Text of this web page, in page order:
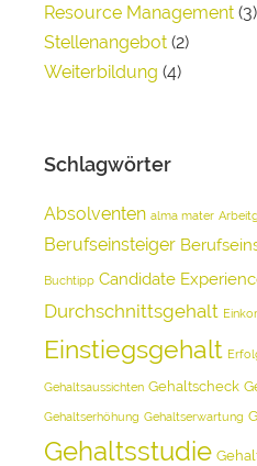
Resource Management (3)
Stellenangebot (2)
Weiterbildung (4)
Schlagwörter
Absolventen alma mater
Berufseinsteiger
Buchtipp Candidate
Durchschnittsgehalt
Einstiegsgehalt
Gehaltsaussichten Gehaltscheck
Gehaltserhöhung Gehaltserwartung
Gehaltsstudie